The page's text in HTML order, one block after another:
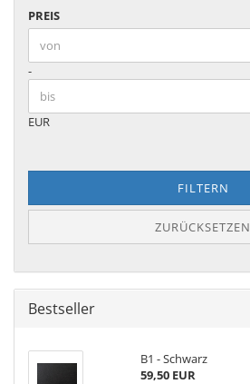
PREIS
PREIS
Preis bis
-
EUR
FILTERN
ZURÜCKSETZEN
Bestseller
B1 - Schwarz
59,50 EUR